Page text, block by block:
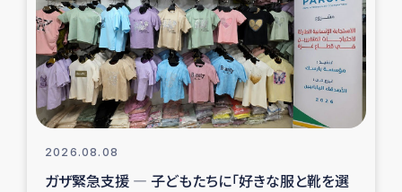
カカオ生産者支援事業
シリア国内避難民・帰還民の生活再建支援
トルコにおけるシリア難民支援事業
インドネシア中部 スラウェシの地震・津波被災者支援
2026.08.08
ガザ緊急支援 ― 子どもたちに「好きな服と靴を選